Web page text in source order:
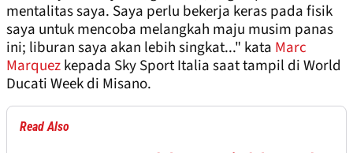
mentalitas saya. Saya perlu bekerja keras pada fisik
saya untuk mencoba melangkah maju musim panas
ini; liburan saya akan lebih singkat..." kata Marc
Marquezkepada Sky Sport Italia saat tampil di World
Ducati Week di Misano.
Read Also